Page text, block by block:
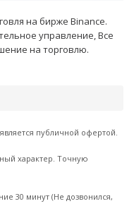
на бирже Binance.
управление, Все
на торговлю.
публичной офертой.
характер. Точную
30 минут (Не дозвонился,